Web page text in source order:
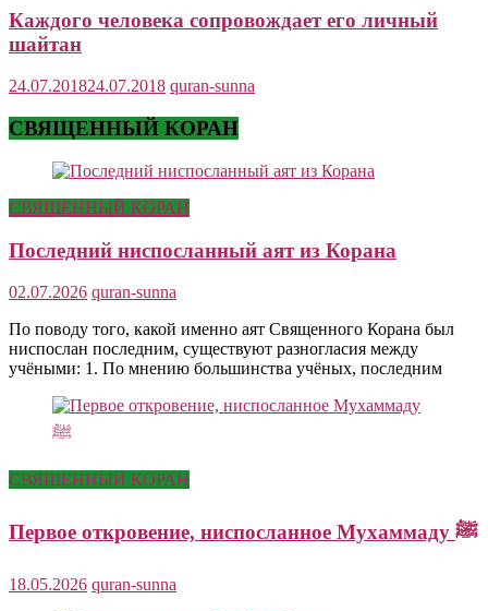
Каждого человека сопровождает его личный
шайтан
24.07.201824.07.2018 quran-sunna
СВЯЩЕННЫЙ КОРАН
СВЯЩЕННЫЙ КОРАН
Последний ниспосланный аят из Корана
02.07.2026 quran-sunna
По поводу того, какой именно аят Священного Корана был
ниспослан последним, существуют разногласия между
учёными: 1. По мнению большинства учёных, последним
СВЯЩЕННЫЙ КОРАН
Первое откровение, ниспосланное Мухаммаду ﷺ
18.05.2026 quran-sunna